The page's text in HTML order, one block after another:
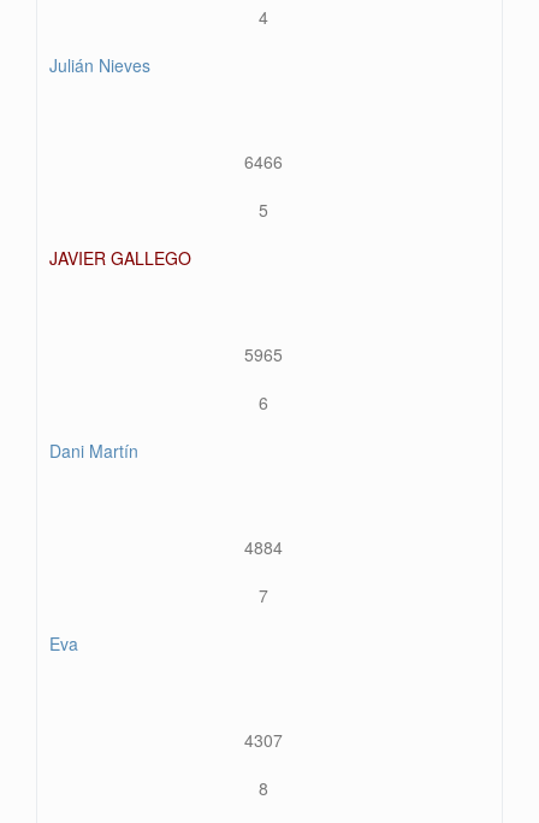
4
Julián Nieves
6466
5
JAVIER GALLEGO
5965
6
Dani Martín
4884
7
Eva
4307
8